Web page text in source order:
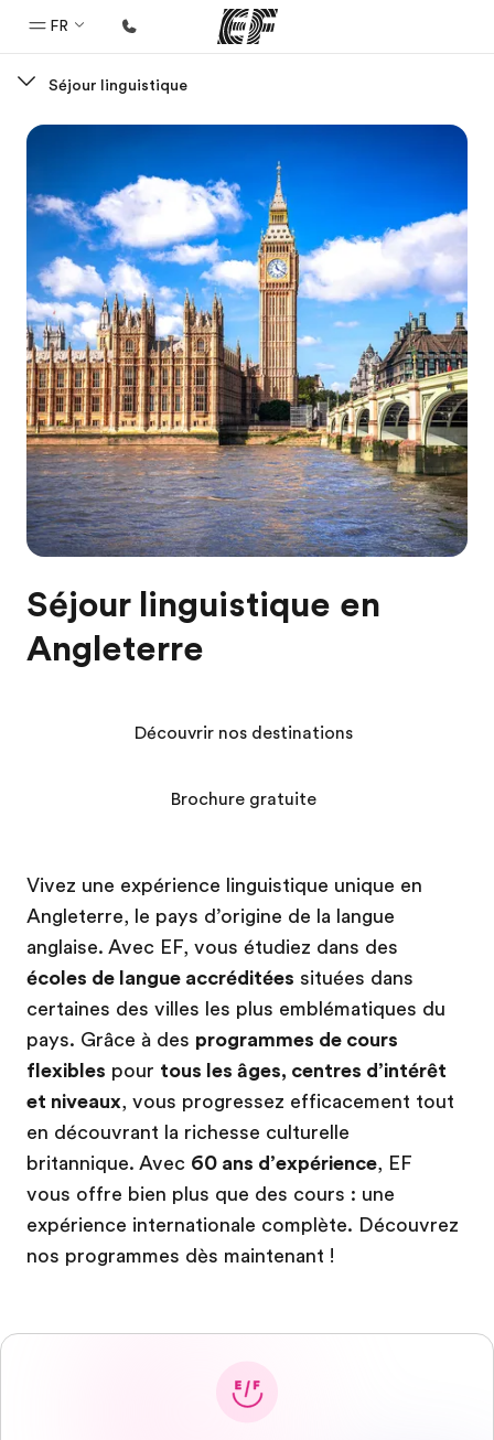
FR
Bienvenue chez EF
Programmes
Nos offres
Bureaux
Trouver un bureau
A propos de nous
Qui sommes-nous ?
EF recrute
Rejoignez nos équipes
Séjour linguistique
Séjour linguistique en
Angleterre
Vivez une expérience linguistique unique en
Angleterre, le pays d’origine de la langue
anglaise. Avec EF, vous étudiez dans des
écoles de langue accréditées situées dans
certaines des villes les plus emblématiques du
pays. Grâce à des programmes de cours
flexibles pour tous les âges, centres d’intérêt
et niveaux, vous progressez efficacement tout
en découvrant la richesse culturelle
britannique. Avec 60 ans d’expérience, EF
vous offre bien plus que des cours : une
expérience internationale complète. Découvrez
nos programmes dès maintenant !
Découvrir nos destinations
Brochure gratuite